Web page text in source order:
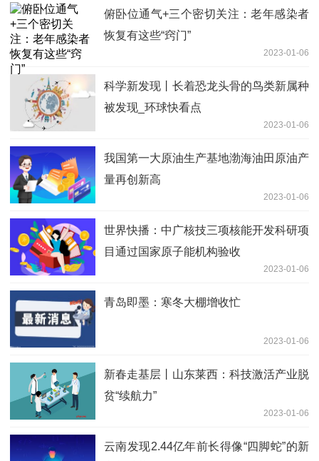
俯卧位通气+三个密切关注：老年感染者
恢复有这些“窍门”
2023-01-06
科学新发现丨长着恐龙头骨的鸟类新属种
被发现_环球快看点
2023-01-06
我国第一大原油生产基地渤海油田原油产
量再创新高
2023-01-06
世界快播：中广核技三项核能开发科研项
目通过国家原子能机构验收
2023-01-06
青岛即墨：寒冬大棚增收忙
2023-01-06
新春走基层丨山东莱西：科技激活产业脱
贫“续航力”
2023-01-06
云南发现2.44亿年前长得像“四脚蛇”的新